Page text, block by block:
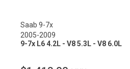
Saab 9-7x
2005-2009
9-7x L6 4.2L - V8 5.3L - V8 6.0L